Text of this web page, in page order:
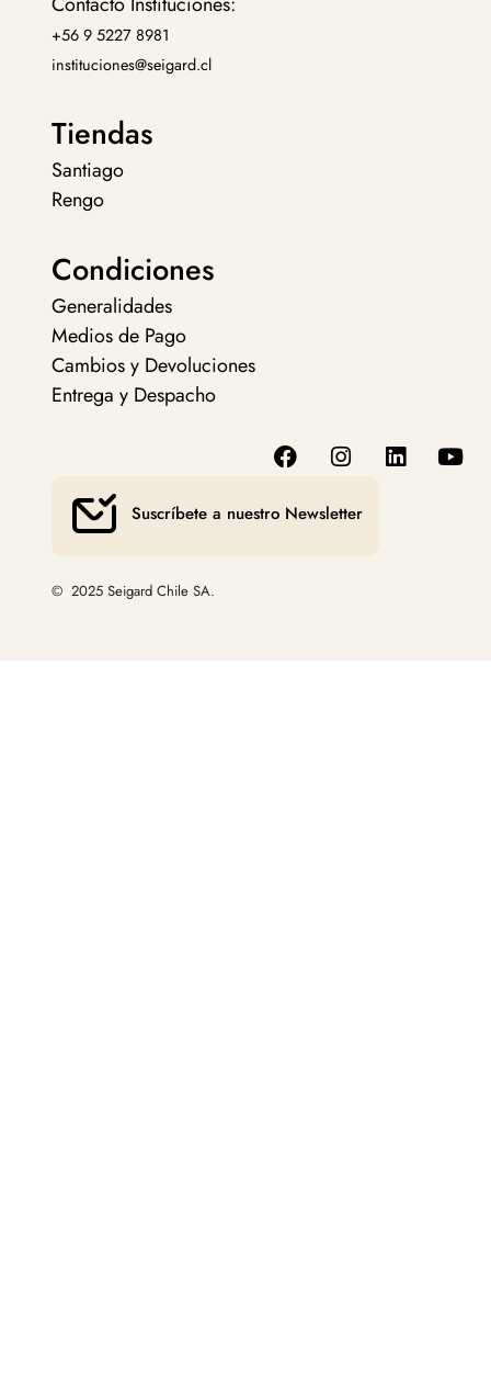
+56 9 5227 8981
instituciones@seigard.cl
Tiendas
Santiago
Rengo
Condiciones
Generalidades
Medios de Pago
Cambios y Devoluciones
Entrega y Despacho
Suscríbete a nuestro Newsletter
© 2025 Seigard Chile SA.